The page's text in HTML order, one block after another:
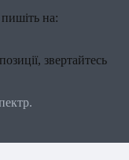
на:
звертайтесь